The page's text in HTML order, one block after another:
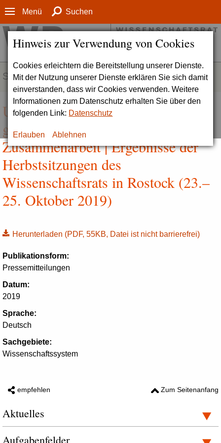
Hinweis zur Verwendung von Cookies
Cookies erleichtern die Bereitstellung unserer Dienste.
Mit der Nutzung unserer Dienste erklären Sie sich damit
einverstanden, dass wir Cookies verwenden. Weitere
Informationen zum Datenschutz erhalten Sie über den
folgenden Link: Datenschutz
Erlauben Ablehnen
Menü Suchen
SERVICE
Universitätsmedizin NRW gut auf­
gestellt – Stark durch Vielfalt und
Zusammenarbeit | Ergebnisse der
Herbstsitzungen des
Wissenschaftsrats in Rostock (23.–
25. Oktober 2019)
Herunterladen (PDF, 55KB, Datei ist nicht barrierefrei)
Publikationsform:
Pressemitteilungen
Datum:
2019
Sprache:
Deutsch
Sachgebiete:
Wissenschaftssystem
empfehlen Zum Seitenanfang
Aktuelles
Aufgabenfelder